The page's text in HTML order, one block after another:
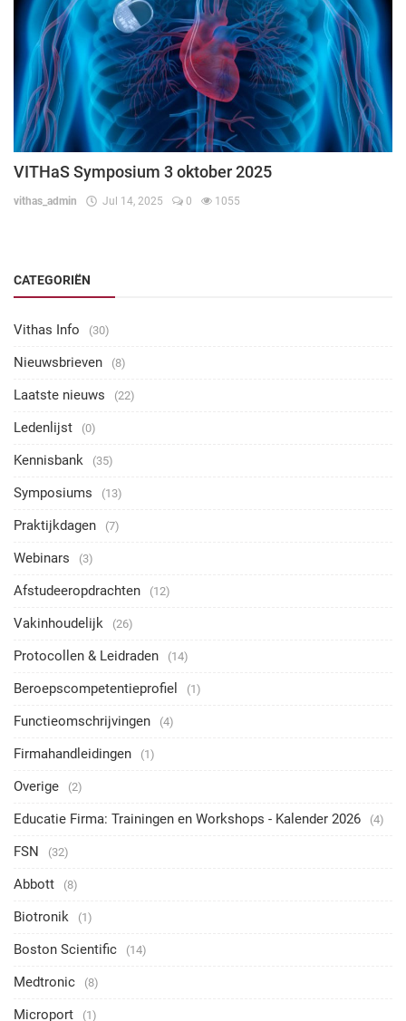
VITHaS Symposium 3 oktober 2025
vithas_admin Jul 14, 2025 0 1055
CATEGORIËN
Vithas Info (30)
Nieuwsbrieven (8)
Laatste nieuws (22)
Ledenlijst (0)
Kennisbank (35)
Symposiums (13)
Praktijkdagen (7)
Webinars (3)
Afstudeeropdrachten (12)
Vakinhoudelijk (26)
Protocollen & Leidraden (14)
Beroepscompetentieprofiel (1)
Functieomschrijvingen (4)
Firmahandleidingen (1)
Overige (2)
Educatie Firma: Trainingen en Workshops - Kalender 2026 (4)
FSN (32)
Abbott (8)
Biotronik (1)
Boston Scientific (14)
Medtronic (8)
Microport (1)